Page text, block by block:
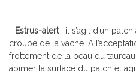
- Estrus-alert: il s’agit d’un
croupe de la vache. A
frottement de la peau du
abîmer la surface du patch et